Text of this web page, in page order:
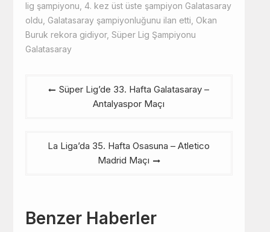
lig şampiyonu 4. kez üst üste şampiyon Galatasaray
oldu Galatasaray şampiyonluğunu ilan etti Okan
Buruk rekora gidiyor, Süper Lig Şampiyonu
Galatasaray
Süper Lig’de 33. Hafta Galatasaray –
Antalyaspor Maçı
La Liga’da 35. Hafta Osasuna – Atletico
Madrid Maçı
Benzer Haberler